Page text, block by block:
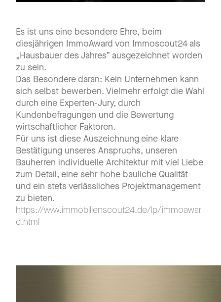
Es ist uns eine besondere Ehre, beim
diesjährigen ImmoAward von Immoscout24 als
„Hausbauer des Jahres” ausgezeichnet worden
zu sein.
Das Besondere daran: Kein Unternehmen kann
sich selbst bewerben. Vielmehr erfolgt die Wahl
durch eine Experten-Jury, durch
Kundenbefragungen und die Bewertung
wirtschaftlicher Faktoren.
Für uns ist diese Auszeichnung eine klare
Bestätigung unseres Anspruchs, unseren
Bauherren individuelle Architektur mit viel Liebe
zum Detail, eine sehr hohe bauliche Qualität
und ein stets verlässliches Projektmanagement
zu bieten.
https://www.immobilienscout24.de/lp/immoawar
d.html